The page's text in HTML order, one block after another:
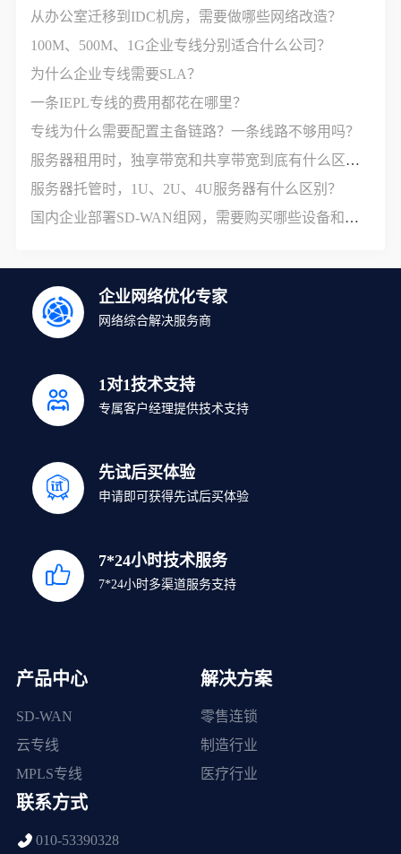
从办公室迁移到IDC机房，需要做哪些网络改造？
100M、500M、1G企业专线分别适合什么公司？
为什么企业专线需要SLA？
一条IEPL专线的费用都花在哪里？
专线为什么需要配置主备链路？一条线路不够用吗？
服务器租用时，独享带宽和共享带宽到底有什么区别？
服务器托管时，1U、2U、4U服务器有什么区别？
国内企业部署SD-WAN组网，需要购买哪些设备和服务？
企业网络优化专家
网络综合解决服务商
1对1技术支持
专属客户经理提供技术支持
先试后买体验
申请即可获得先试后买体验
7*24小时技术服务
7*24小时多渠道服务支持
产品中心
SD-WAN
云专线
MPLS专线
解决方案
零售连锁
制造行业
医疗行业
联系方式
010-53390328